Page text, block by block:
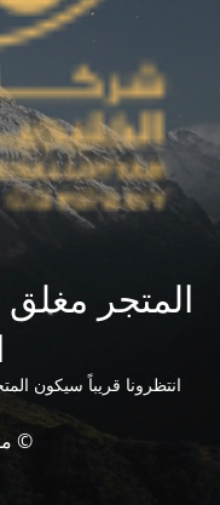
المتجر مغلق
انتظرونا قريباً سيكون
©